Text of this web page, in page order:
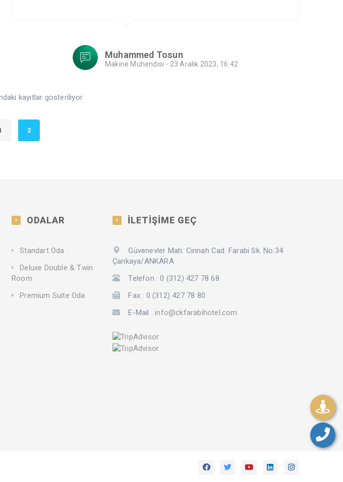
Muhammed Tosun
Makine Mühendisi - 23 Aralık 2023, 16:42
kayıtlar gösteriliyor
2
ODALAR
Standart Oda
Deluxe Double & Twin
Room
Premium Suite Oda
İLETİŞİME GEÇ
Güvenevler Mah. Cinnah Cad. Farabi Sk. No:34
Çankaya/ANKARA
Telefon : 0 (312) 427 78 68
Fax : 0 (312) 427 78 80
E-Mail :info@ckfarabihotel.com